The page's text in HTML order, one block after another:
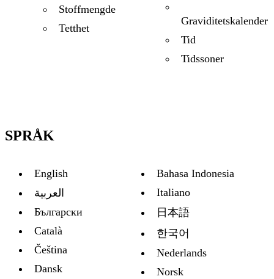
Stoffmengde
Tetthet
Graviditetskalender
Tid
Tidssoner
SPRÅK
English
العربية
Български
Català
Čeština
Dansk
Bahasa Indonesia
Italiano
日本語
한국어
Nederlands
Norsk